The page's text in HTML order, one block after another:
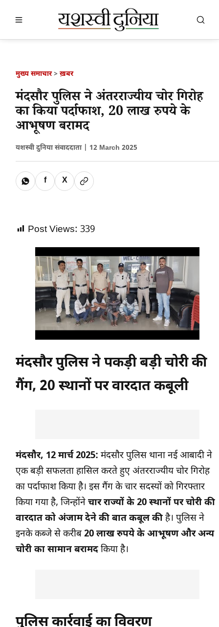
मुख्य समाचार> ख़बर
मंदसौर पुलिस ने अंतरराज्यीय चोर गिरोह
का किया पर्दाफाश, 20 लाख रुपये के
आभूषण बरामद
यशस्वी दुनिया संवाददाता | 12 March 2025
f X
Post Views: 339
मंदसौर पुलिस ने पकड़ी बड़ी चोरी की
गैंग, 20 स्थानों पर वारदात कबूली
मंदसौर, 12 मार्च 2025: मंदसौर पुलिस थाना नई आबादी ने
एक बड़ी सफलता हासिल करते हुए अंतरराज्यीय चोर गिरोह
का पर्दाफाश किया है। इस गैंग के चार सदस्यों को गिरफ्तार
किया गया है, जिन्होंने चार राज्यों के 20 स्थानों पर चोरी की
वारदात को अंजाम देने की बात कबूल की है। पुलिस ने
इनके कब्जे से करीब20 लाख रुपये के आभूषण और अन्य
चोरी का सामान बरामद किया है।
पुलिस कार्रवाई का विवरण